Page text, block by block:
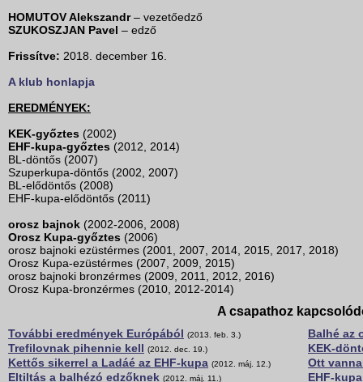
HOMUTOV Alekszandr– vezetőedző
SZUKOSZJAN Pavel – edző
Frissítve: 2018. december 16.
A klub honlapja
EREDMÉNYEK:
KEK-győztes (2002)
EHF-kupa-győztes (2012, 2014)
BL-döntős (2007)
Szuperkupa-döntős (2002, 2007)
BL-elődöntős (2008)
EHF-kupa-elődöntős (2011)
orosz bajnok (2002-2006, 2008)
Orosz Kupa-győztes (2006)
orosz bajnoki ezüstérmes (2001, 2007, 2014, 2015, 2017, 2018)
Orosz Kupa-ezüstérmes (2007, 2009, 2015)
orosz bajnoki bronzérmes (2009, 2011, 2012, 2016)
Orosz Kupa-bronzérmes (2010, 2012-2014)
A csapathoz
További eredmények Európából (2013. feb. 3.)
Trefilovnak pihennie kell (2012. dec. 19.)
Kettős sikerrel a Ladáé az EHF-kupa (2012. máj. 12.)
Eltiltás a balhézó edzőknek (2012. máj. 11.)
Balhé az
KEK-
Ott
EHF-